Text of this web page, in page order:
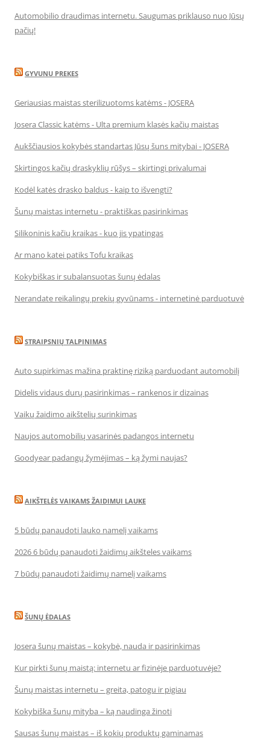
Automobilio draudimas internetu. Saugumas priklauso nuo Jūsų
pačių!
GYVUNU PREKES
Geriausias maistas sterilizuotoms katėms - JOSERA
Josera Classic katėms - Ulta premium klasės kačių maistas
Aukščiausios kokybės standartas Jūsų šuns mitybai - JOSERA
Skirtingos kačių draskyklių rūšys – skirtingi privalumai
Kodėl katės drasko baldus - kaip to išvengti?
Šunų maistas internetu - praktiškas pasirinkimas
Silikoninis kačių kraikas - kuo jis ypatingas
Ar mano katei patiks Tofu kraikas
Kokybiškas ir subalansuotas šunų ėdalas
Nerandate reikalingų prekių gyvūnams - internetinė parduotuvė
STRAIPSNIŲ TALPINIMAS
Auto supirkimas mažina praktinę riziką parduodant automobilį
Didelis vidaus durų pasirinkimas – rankenos ir dizainas
Vaikų žaidimo aikštelių surinkimas
Naujos automobilių vasarinės padangos internetu
Goodyear padangų žymėjimas – ką žymi naujas?
AIKŠTELĖS VAIKAMS ŽAIDIMUI LAUKE
5 būdų panaudoti lauko namelį vaikams
2026 6 būdų panaudoti žaidimų aikšteles vaikams
7 būdų panaudoti žaidimų namelį vaikams
ŠUNŲ ĖDALAS
Josera šunų maistas – kokybė, nauda ir pasirinkimas
Kur pirkti šunų maistą: internetu ar fizinėje parduotuvėje?
Šunų maistas internetu – greita, patogu ir pigiau
Kokybiška šunų mityba – ką naudinga žinoti
Sausas šunų maistas – iš kokių produktų gaminamas